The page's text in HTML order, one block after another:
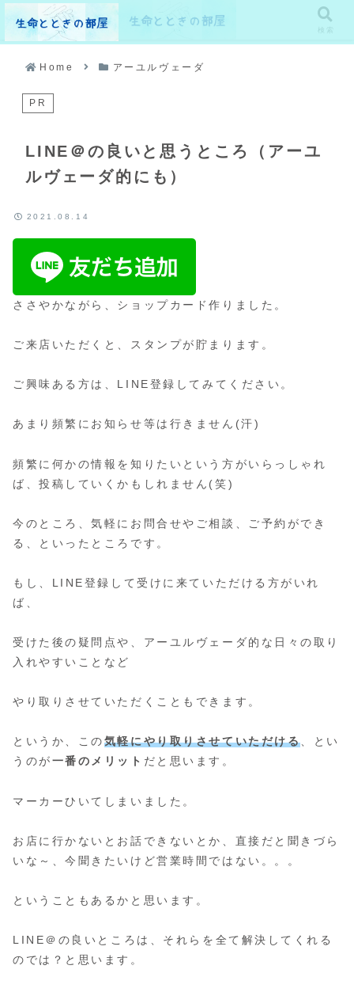
Home アーユルヴェーダ
PR
LINE＠の良いと思うところ（アーユ
ルヴェーダ的にも）
2021.08.14
ささやかながら、ショップカード作りました。
ご来店いただくと、スタンプが貯まります。
ご興味ある方は、LINE登録してみてください。
あまり頻繁にお知らせ等は行きません(汗)
頻繁に何かの情報を知りたいという方がいらっしゃれ
ば、投稿していくかもしれません(笑)
今のところ、気軽にお問合せやご相談、ご予約ができ
る、といったところです。
もし、LINE登録して受けに来ていただける方がいれ
ば、
受けた後の疑問点や、アーユルヴェーダ的な日々の取り
入れやすいことなど
やり取りさせていただくこともできます。
というか、この気軽にやり取りさせていただける、とい
うのが一番のメリット だと思います。
マーカーひいてしまいました。
お店に行かないとお話できないとか、直接だと聞きづら
いな～、今聞きたいけど営業時間ではない。。。
ということもあるかと思います。
LINE＠の良いところは、それらを全て解決してくれる
のでは？と思います。
メニュー 検索